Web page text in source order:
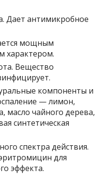
Дает антимикробное
мощным
характером.
Вещество
компоненты и
— лимон,
масло чайного дерева,
синтетическая
спектра действия.
для
эффекта.